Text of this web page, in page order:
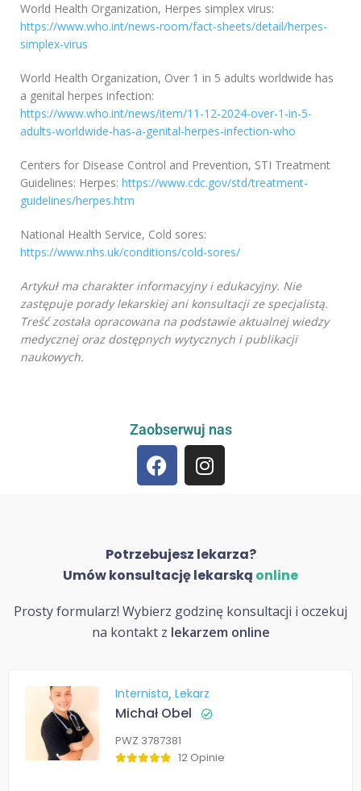
World Health Organization, Herpes simplex virus:
https://www.who.int/news-room/fact-sheets/detail/herpes-
simplex-virus
World Health Organization, Over 1 in 5 adults worldwide has
a genital herpes infection:
https://www.who.int/news/item/11-12-2024-over-1-in-5-
adults-worldwide-has-a-genital-herpes-infection-who
Centers for Disease Control and Prevention, STI Treatment
Guidelines: Herpes: https://www.cdc.gov/std/treatment-
guidelines/herpes.htm
National Health Service, Cold sores:
https://www.nhs.uk/conditions/cold-sores/
Artykuł ma charakter informacyjny i edukacyjny. Nie
zastępuje porady lekarskiej ani konsultacji ze specjalistą.
Treść została opracowana na podstawie aktualnej wiedzy
medycznej oraz dostępnych wytycznych i publikacji
naukowych.
Zaobserwuj nas
Potrzebujesz lekarza?
Umów konsultację lekarską online
Prosty formularz! Wybierz godzinę konsultacji i oczekuj
na kontakt z lekarzem online
Internista Lekarz
Michał Obel
PWZ 3787381
12 Opinie